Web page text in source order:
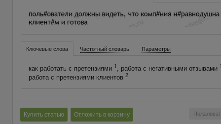
Ключевые слова Частотный словарь Параметры
как работать с претензиями 1, работа с негативными отзывами
работа с претензиями клиентов 2
Купить статью Отложить в корзину